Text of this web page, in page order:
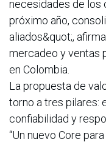
necesidades de los
próximo año,
aliados&quot;,
mercadeo y ventas
en Colombia.
La propuesta de
torno a tres pilares:
confiabilidad y
“Un nuevo Core